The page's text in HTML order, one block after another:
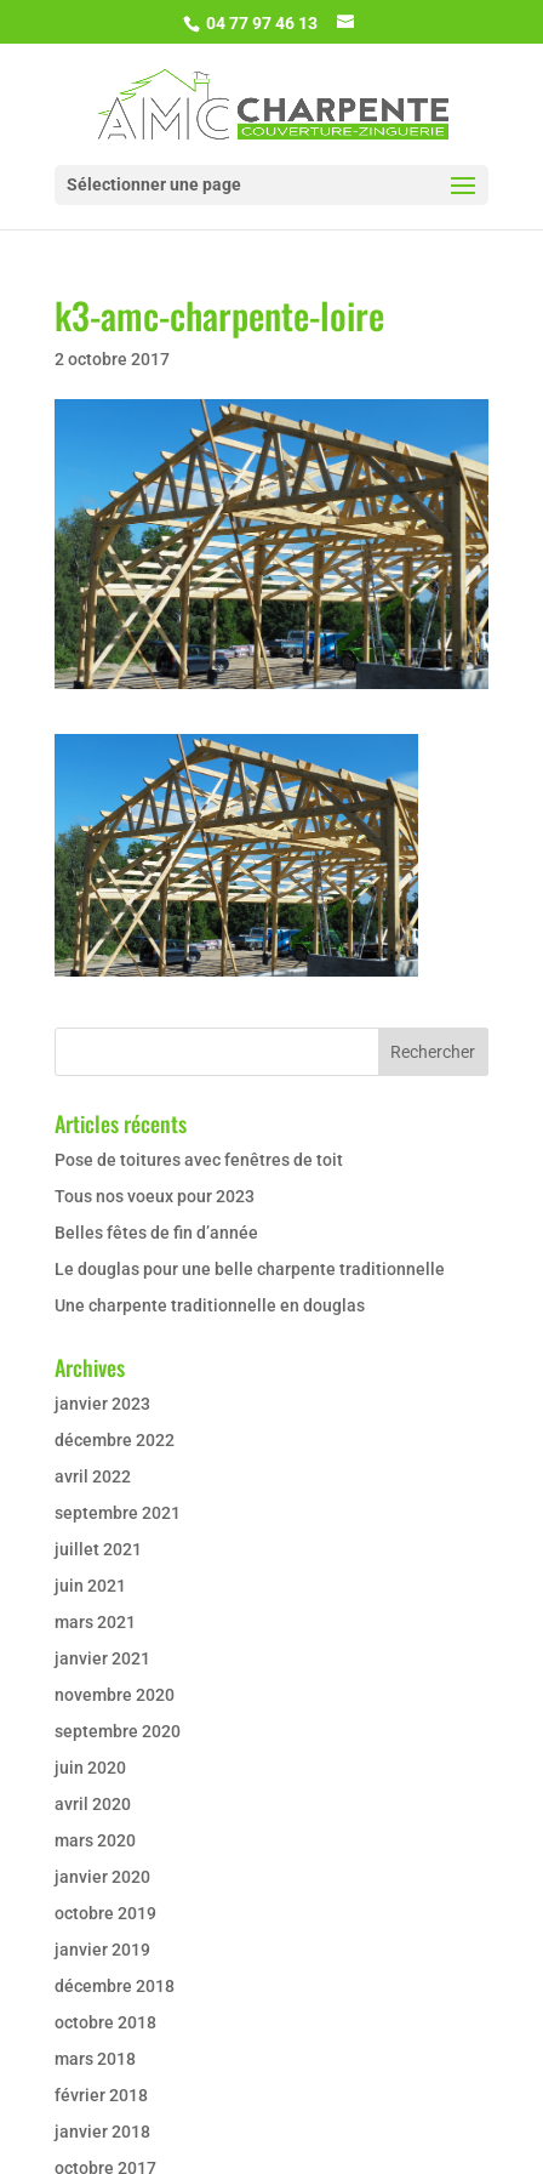
04 77 97 46 13
Sélectionner une page
k3-amc-charpente-loire
2 octobre 2017
Articles récents
Pose de toitures avec fenêtres de toit
Tous nos voeux pour 2023
Belles fêtes de fin d’année
Le douglas pour une belle charpente traditionnelle
Une charpente traditionnelle en douglas
Archives
janvier 2023
décembre 2022
avril 2022
septembre 2021
juillet 2021
juin 2021
mars 2021
janvier 2021
novembre 2020
septembre 2020
juin 2020
avril 2020
mars 2020
janvier 2020
octobre 2019
janvier 2019
décembre 2018
octobre 2018
mars 2018
février 2018
janvier 2018
octobre 2017